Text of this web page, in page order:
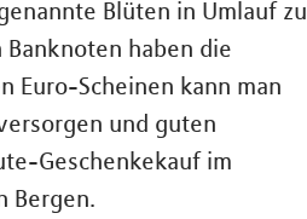
Blüten in Umlauf zu
haben die
Euro-Scheinen kann man
und guten
Geschenkekauf im
Bergen.